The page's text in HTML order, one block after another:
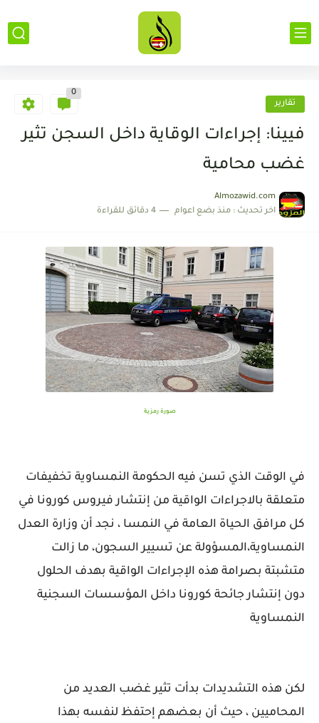
تقارير
0
فيينا: إجراءات الوقاية داخل السجن تثير
غضب محامية
Almozawid.com
اخر تحديث : منذ بضع اعوام 4 دقائق للقراءة
صورة رمزية
في الوقت الذي تسن فيه الحكومة النمساوية تخفيفات
متعلقة بالاجراءات الواقية من إنتشار فيروس كورونا في
كل مرافق الحياة العامة في النمسا ، نجد أن وزارة العدل
النمساوية،المسؤولة عن تسيير السجون، ما زالت
متشبتة بصرامة هذه الإجراءات الواقية بهدف الحلول
دون إنتشار جائحة كورونا داخل المؤسسات السجنية
النمساوية
لكن هذه التشديدات بدأت تثير غضب العديد من
المحاميين ، حيث أن بعضهم إحتفظ لنفسه بهذا